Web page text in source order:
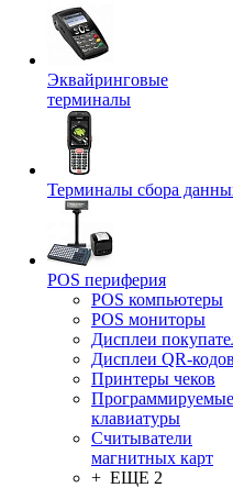
Эквайринговые
терминалы
Терминалы сбора
POS периферия
POS компьютеры
POS мониторы
Дисплеи
Дисплеи QR-
Принтеры чеков
Программируемые
клавиатуры
Считыватели
магнитных карт
+ ЕЩЕ 2